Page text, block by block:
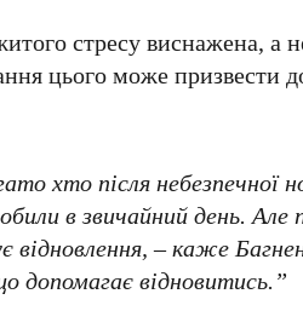
стресу виснажена, а
цього може призвести
хто після небезпечної
в звичайний день. Але
– каже
допомагає відновитись.”